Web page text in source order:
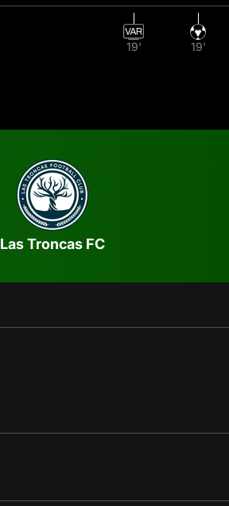
19' 19'
Las Troncas FC